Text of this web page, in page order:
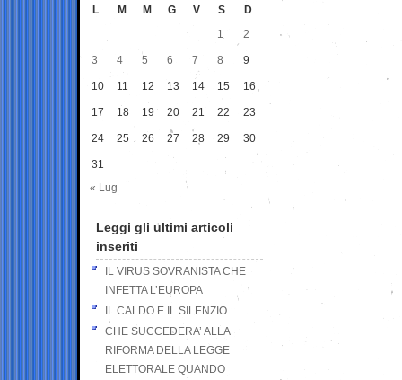
L M M G V S
D
1
2
3 4 5 6 7 8 9
10 11 12 13 14 15 16
17 18 19 20 21 22 23
24 25 26 27 28 29 30
31
« Lug
Leggi gli ultimi articoli
inseriti
IL VIRUS SOVRANISTA CHE
INFETTA L’EUROPA
IL CALDO E IL SILENZIO
CHE SUCCEDERA’ ALLA
RIFORMA DELLA LEGGE
ELETTORALE QUANDO